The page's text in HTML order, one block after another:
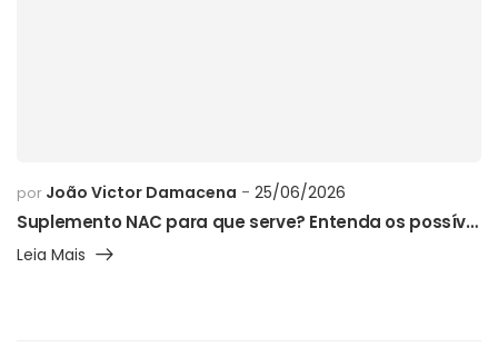
por João Victor Damacena 25/06/2026
Suplemento NAC para que serve? Entenda os possíveis benefícios, como usar e os cuidados necessários
Leia Mais